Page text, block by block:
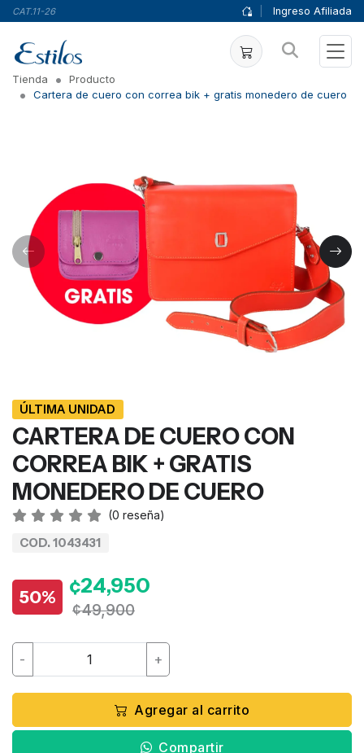
CAT.11-26 Ingreso Afiliada
Tienda
Producto
Cartera de cuero con correa bik + gratis monedero de cuero
ÚLTIMA UNIDAD
CARTERA DE CUERO CON
CORREA BIK + GRATIS
MONEDERO DE CUERO
(0 reseña)
COD. 1043431
50% ¢24,950
¢49,900
- +
Agregar al carrito
Compartir